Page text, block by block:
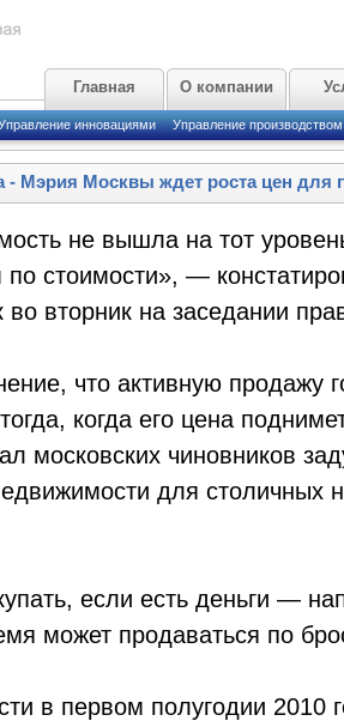
Главная О компании
инновациями Управление производством
- Мэрия Москвы ждет роста цен для
не вышла на тот
стоимости», —
во вторник на заседании
что активную продажу
когда его цена
московских чиновников
для столичных
если есть деньги —
может продаваться по
в первом полугодии 2010